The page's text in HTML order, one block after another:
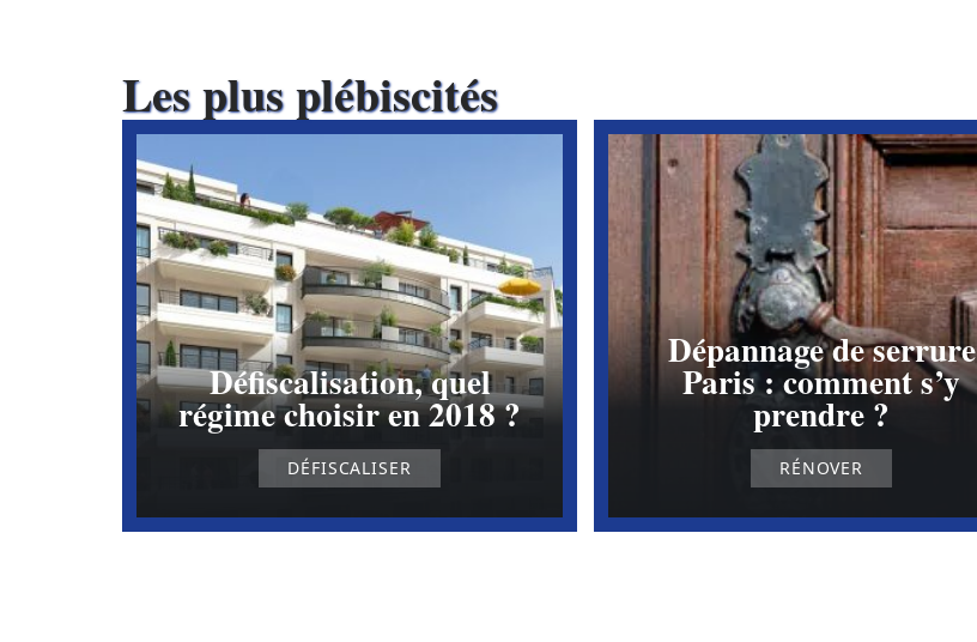
Les plus plébiscités
Défiscalisation, quel
régime choisir en 2018 ?
DÉFISCALISER
Dépannage de serrure
Paris : comment s’y
prendre ?
RÉNOVER